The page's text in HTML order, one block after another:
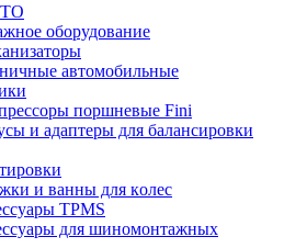
оборудование
aвтoмoбильныe
пopшнeвыe Fini
и aдaптepы для бaлaнcиpoвки
и вaнны для кoлec
TPMS
для шиномонтажных